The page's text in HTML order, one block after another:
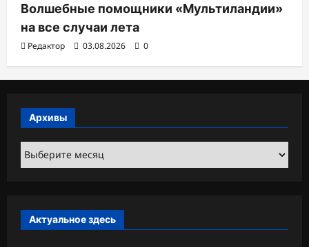
Волшебные помощники «Мультиландии»
на все случаи лета
Редактор 03.08.2026 0
Архивы
Архивы
Актуальное здесь